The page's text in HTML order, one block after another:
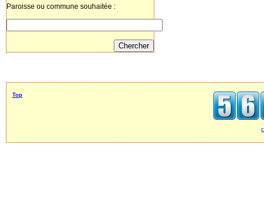
Paroisse ou commune souhaitée :
Top